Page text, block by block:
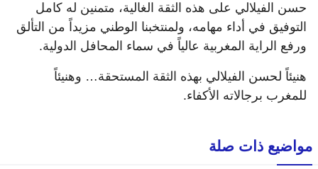
حسن الفيلالي على هذه الثقة الغالية، متمنين له كامل
التوفيق في أداء مهامه، ولمنتخبنا الوطني مزيداً من التألق
ورفع الراية المغربية عالياً في سماء المحافل الدولية.
هنيئاً لحسن الفيلالي بهذه الثقة المستحقة… وهنيئاً
للمغرب برجالاته الأكفاء.
مواضيع ذات صلة